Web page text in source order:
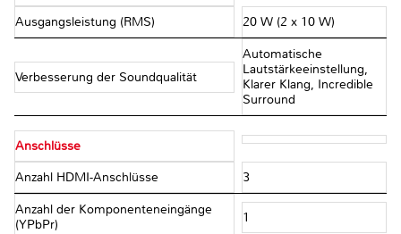
Ausgangsleistung (RMS) 20 W (2 x 10 W)
Verbesserung der Soundqualität
Automatische
Lautstärkeeinstellung,
Klarer Klang, Incredible
Surround
Anschlüsse
Anzahl HDMI-Anschlüsse 3
Anzahl der Komponenteneingänge
(YPbPr)
1